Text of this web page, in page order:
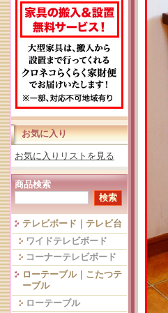
お気に入り
お気に入りリストを見る
商品検索
テレビボード｜テレビ台
ワイドテレビボード
コーナーテレビボード
ローテーブル｜こたつテ
ーブル
ローテーブル